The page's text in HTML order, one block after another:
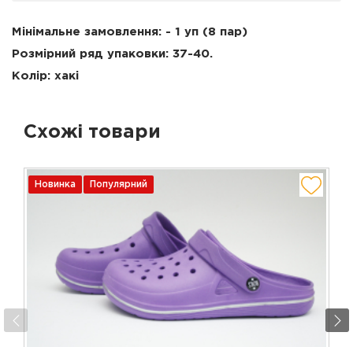
Мінімальне замовлення: - 1 уп (8 пар)
Розмірний ряд упаковки: 37-40.
Колір: хакі
Схожі товари
Новинка Популярний